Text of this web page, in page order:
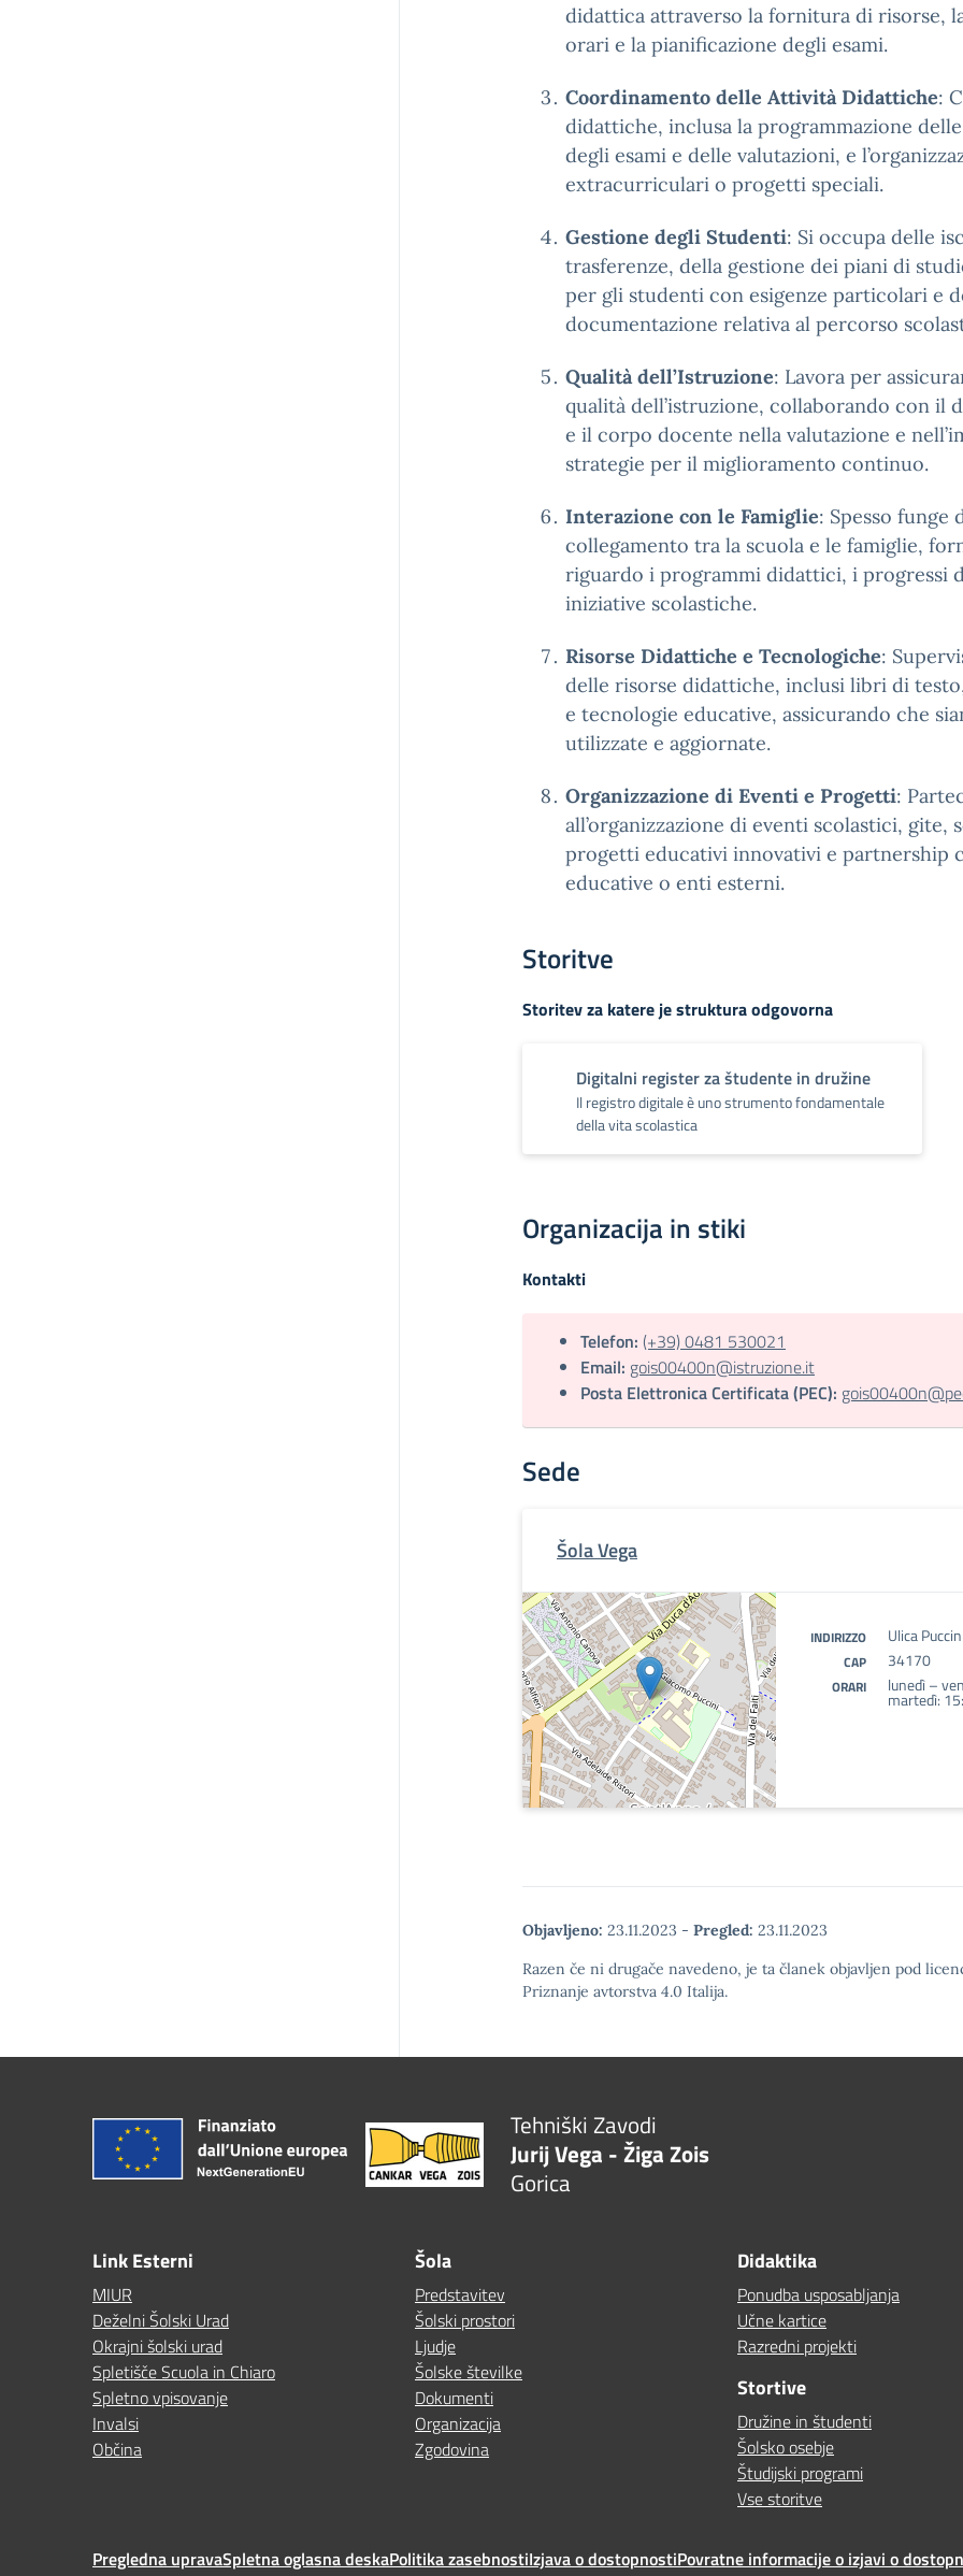
didattica attraverso la fornitura di risorse,
orari e la pianificazione degli esami.
Coordinamento delle Attività Didattiche:
didattiche, inclusa la programmazione
degli esami e delle valutazioni, e
extracurriculari o progetti speciali.
Gestione degli Studenti: Si occupa delle
trasferenze, della gestione dei piani di
per gli studenti con esigenze particolari e
documentazione relativa al percorso
Qualità dell’Istruzione: Lavora per
qualità dell’istruzione, collaborando con il
e il corpo docente nella valutazione e
strategie per il miglioramento continuo.
Interazione con le Famiglie: Spesso funge
collegamento tra la scuola e le famiglie,
riguardo i programmi didattici, i progressi
iniziative scolastiche.
Risorse Didattiche e Tecnologiche:
delle risorse didattiche, inclusi libri di
e tecnologie educative, assicurando che
utilizzate e aggiornate.
Organizzazione di Eventi e Progetti:
all’organizzazione di eventi scolastici, gite,
progetti educativi innovativi e partnership
educative o enti esterni.
Storitve
Storitev za katere je struktura odgovorna
Digitalni register za študente in družine
Il registro digitale è uno strumento fondamentale
della vita scolastica
Organizacija in stiki
Kontakti
Telefon: (+39) 0481 530021
Email: gois00400n@istruzione.it
Posta Elettronica Certificata (PEC):
Sede
Šola Vega
INDIRIZZO Ulica
CAP 34170
ORARI lunedì –
martedì:
Objavljeno: 23.11.2023 - Pregled: 23.11.2023
Razen če ni drugače navedeno, je ta članek objavljen pod
Priznanje avtorstva 4.0 Italija.
Tehniški Zavodi
Jurij Vega - Žiga Zois
Gorica
Link Esterni
MIUR
Deželni Šolski Urad
Okrajni šolski urad
Spletišče Scuola in Chiaro
Spletno vpisovanje
Invalsi
Občina
Šola
Predstavitev
Šolski prostori
Ljudje
Šolske številke
Dokumenti
Organizacija
Zgodovina
Didaktika
Ponudba usposabljanja
Učne kartice
Razredni projekti
Stortive
Družine in študenti
Šolsko osebje
Študijski programi
Vse storitve
Pregledna upravaSpletna oglasna deskaPolitika zasebnostiIzjava o dostopnostiPovratne informacije o izjavi o